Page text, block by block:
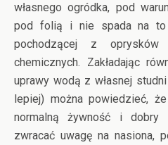
własnego ogródka, pod
pod folią i nie spada na to
pochodzącej z
chemicznych. Zakładając
uprawy wodą z własnej
lepiej) można powiedzieć,
normalną żywność i
zwracać uwagę na nasiona,